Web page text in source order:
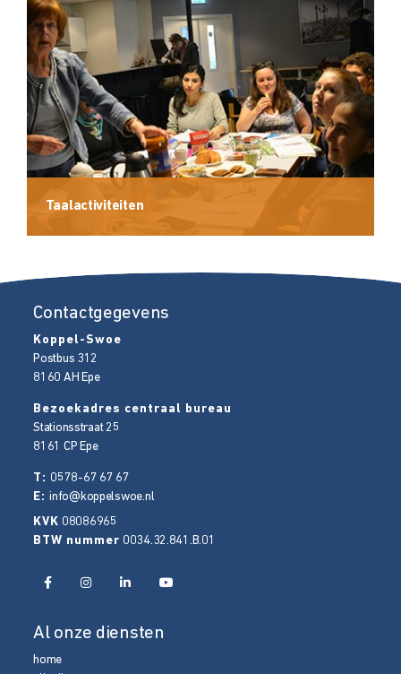
Taalactiviteiten
Contactgegevens
Koppel-Swoe
Postbus 312
8160 AH Epe
Bezoekadres centraal bureau
Stationsstraat 25
8161 CP Epe
T: 0578-67 67 67
E:info@koppelswoe.nl
KVK 08086965
BTW nummer 0034.32.841.B.01
Al onze diensten
home